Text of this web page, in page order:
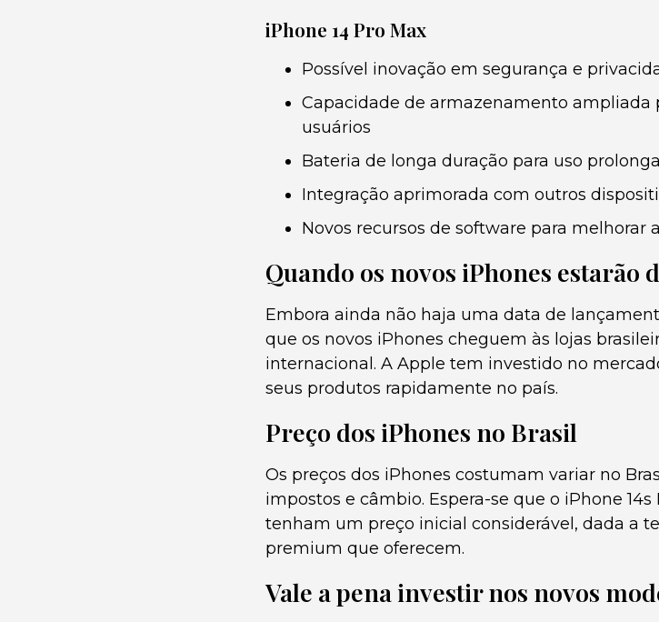
iPhone 14 Pro Max
Possível inovação em segurança e
Capacidade de armazenamento ampliada
usuários
Bateria de longa duração para uso
Integração aprimorada com outros
Novos recursos de software para melhorar
Quando os novos iPhones estarão
Embora ainda não haja uma data de
que os novos iPhones cheguem às lojas
internacional. A Apple tem investido no
seus produtos rapidamente no país.
Preço dos iPhones no Brasil
Os preços dos iPhones costumam variar no
impostos e câmbio. Espera-se que o iPhone
tenham um preço inicial considerável, dada a
premium que oferecem.
Vale a pena investir nos novos